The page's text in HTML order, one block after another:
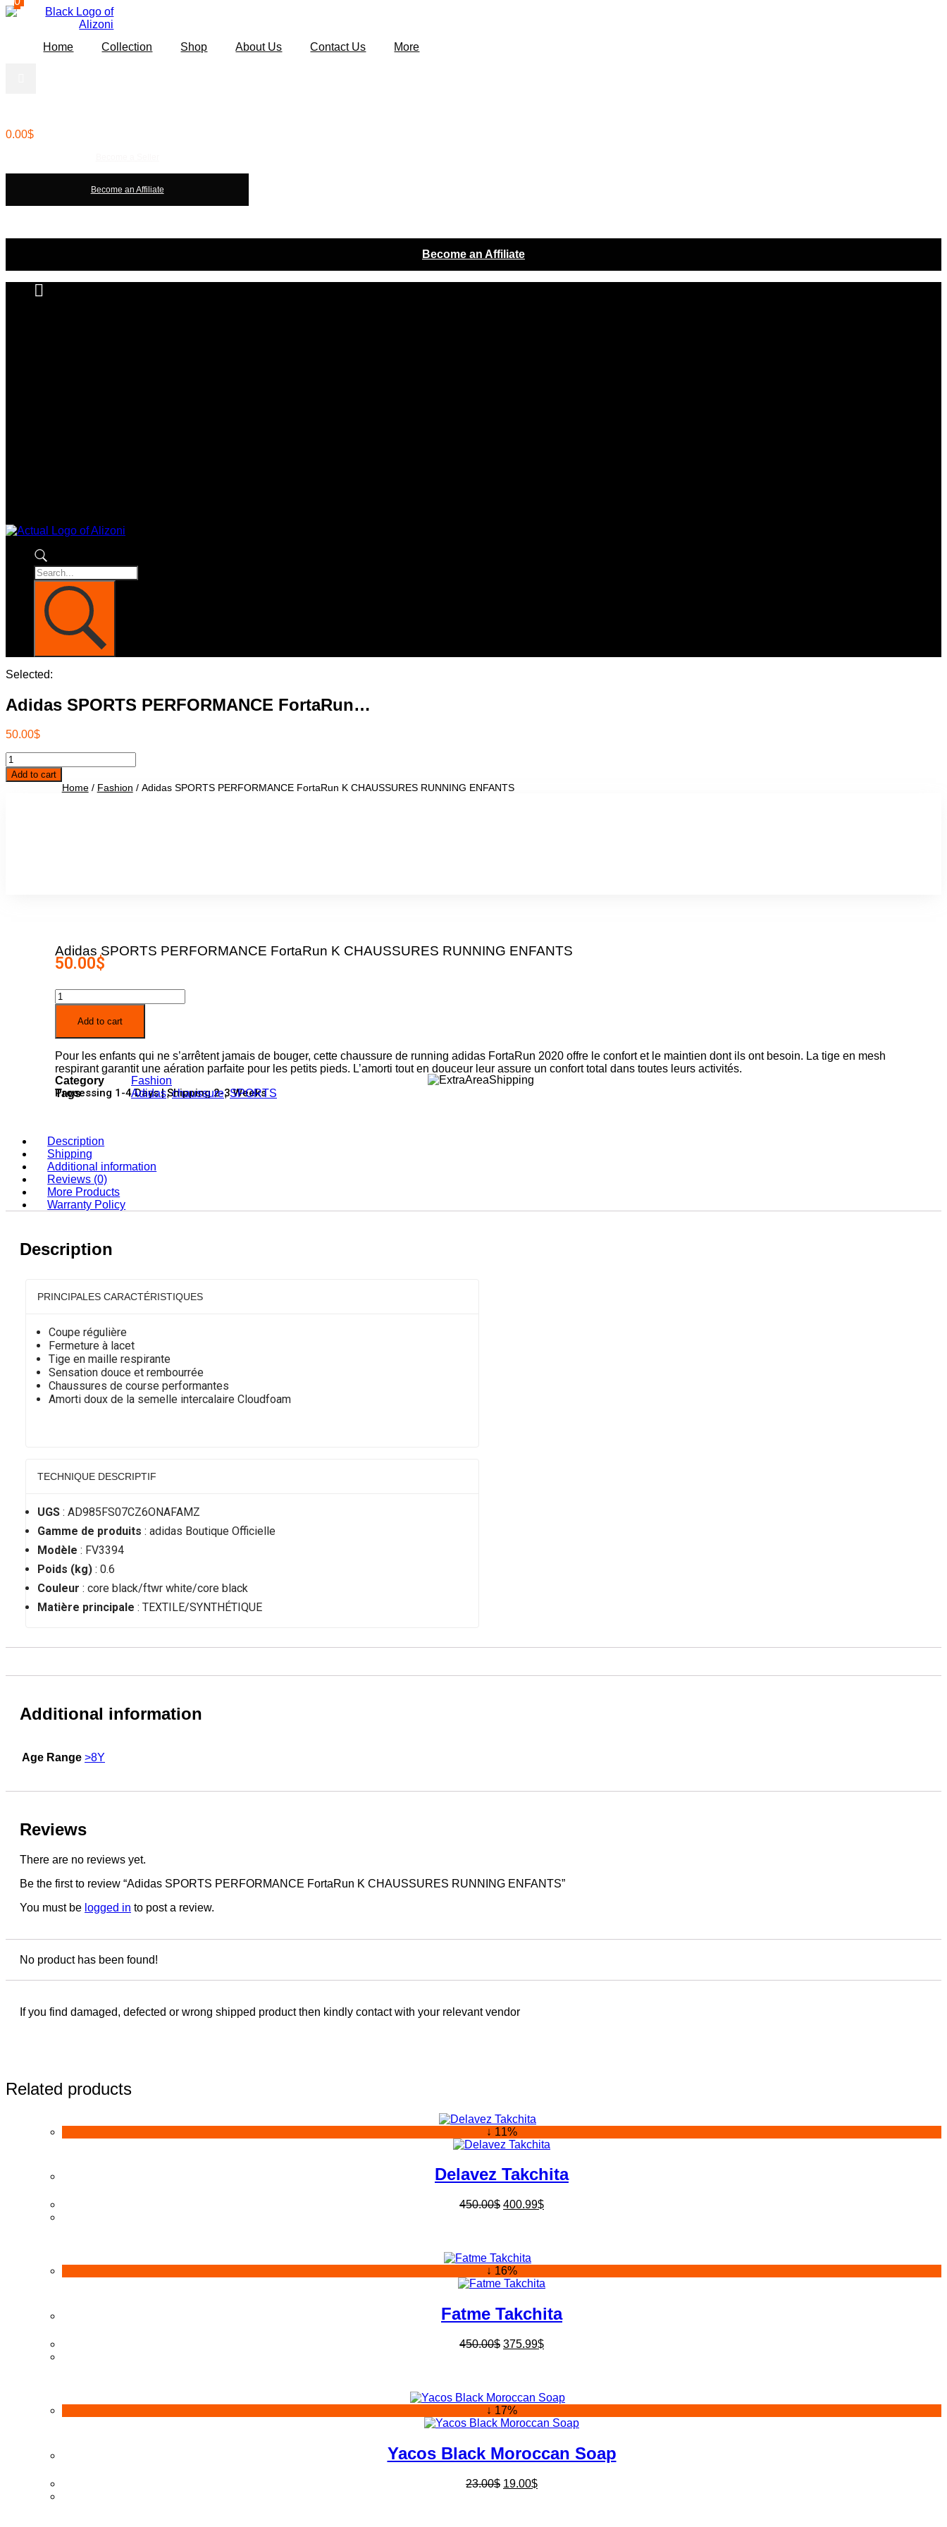
Skip
Home
Collection Shop About Us Contact Us More
0
0.00$
Become an Affiliate
Become an Affiliate
Selected:
Adidas SPORTS PERFORMANCE FortaRun…
50.00$
Adidas
SPORTS
PERFORMANCE
Add to cart
Home/ Fashion / Adidas SPORTS PERFORMANCE FortaRun K CHAUSSURES RUNNING ENFANTS
Adidas SPORTS PERFORMANCE FortaRun K CHAUSSURES RUNNING ENFANTS
50.00$
Adidas
SPORTS
PERFORMANCE
CHAUSSURES
RUNNING
ENFANTS
quantity
Add to cart
Pour les enfants qui ne s’arrêtent jamais de bouger, cette chaussure de running adidas FortaRun 2020 offre le confort et le maintien dont ils ont besoin. La tige en mesh
respirant garantit une aération parfaite pour les petits pieds. L’amorti tout en douceur leur assure un confort total dans toutes leurs activités.
Processing 1-4 Days | Shipping 2-3 Weeks
Category
Fashion
Tags
Adidas,chaussure,SPORTS
Description
Shipping
Additional information
Reviews (0)
More Products
Warranty Policy
Description
PRINCIPALES CARACTÉRISTIQUES
Coupe régulière
Fermeture à lacet
Tige en maille respirante
Sensation douce et rembourrée
Chaussures de course performantes
Amorti doux de la semelle intercalaire Cloudfoam
TECHNIQUE DESCRIPTIF
UGS : AD985FS07CZ6ONAFAMZ
Gamme de produits : adidas Boutique Officielle
Modèle : FV3394
Poids (kg) : 0.6
Couleur : core black/ftwr white/core black
Matière principale : TEXTILE/SYNTHÉTIQUE
Additional information
Age Range >8Y
Reviews
There are no reviews yet.
Be the first to review “Adidas SPORTS PERFORMANCE FortaRun K CHAUSSURES RUNNING ENFANTS”
You must be logged in to post a review.
No product has been found!
If you find damaged, defected or wrong shipped product then kindly contact with your relevant vendor
Related products
↓ 11%
Delavez Takchita
450.00$ 400.99$
↓ 16%
Fatme Takchita
450.00$ 375.99$
↓ 17%
Yacos Black Moroccan Soap
23.00$ 19.00$